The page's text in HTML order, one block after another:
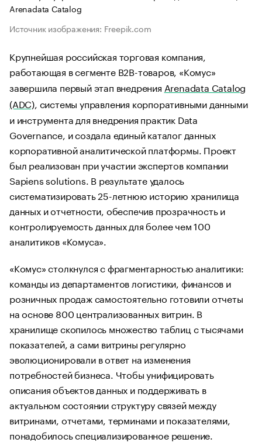
Источник изображения: Freepik.com
Крупнейшая российская торговая компания,
работающая в сегменте B2B-товаров, «Комус»
завершила первый этап внедрения Arenadata Catalog
(ADC), системы управления корпоративными данными
и инструмента для внедрения практик Data
Governance, и создала единый каталог данных
корпоративной аналитической платформы. Проект
был реализован при участии экспертов компании
Sapiens solutions. В результате удалось
систематизировать 25-летнюю историю хранилища
данных и отчетности, обеспечив прозрачность и
контролируемость данных для более чем 100
аналитиков «Комуса».
«Комус» столкнулся с фрагментарностью аналитики:
команды из департаментов логистики, финансов и
розничных продаж самостоятельно готовили отчеты
на основе 800 централизованных витрин. В
хранилище скопилось множество таблиц с тысячами
показателей, а сами витрины регулярно
эволюционировали в ответ на изменения
потребностей бизнеса. Чтобы унифицировать
описания объектов данных и поддерживать в
актуальном состоянии структуру связей между
витринами, отчетами, терминами и показателями,
понадобилось специализированное решение.